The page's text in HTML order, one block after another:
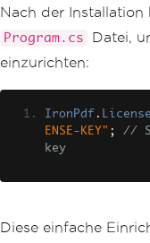
Nach der Installation
Program.cs
Datei,
einzurichten:
IronPdf . License
ENSE-KEY" ;
//
key
Diese einfache